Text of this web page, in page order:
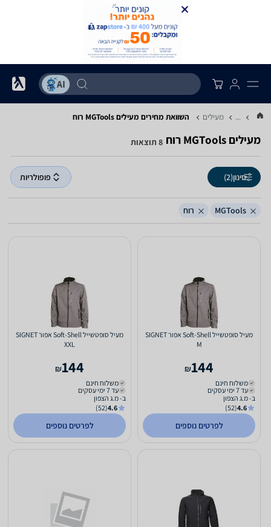
... מעילים השוואת מחירים מעילים ‏MGTools ‏רוח
מעילים ‏MGTools ‏רוח 8 תוצאות
סינון(2) פופולריות
MGTools רוח
מעיל סופטשייל Soft-Shell אפור SIGNET
M
144
₪
משלוח חינם
עד 7 ימי עסקים
ב- מ.ג הצפון
4.6
(52)
לפרטים נוספים
מעיל סופטשייל Soft-Shell אפור SIGNET
XXL
144
₪
משלוח חינם
עד 7 ימי עסקים
ב- מ.ג הצפון
4.6
(52)
לפרטים נוספים